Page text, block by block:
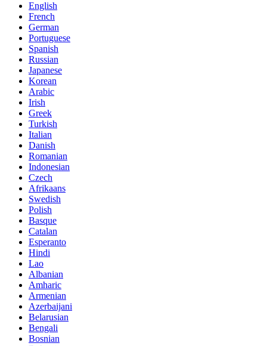
English
French
German
Portuguese
Spanish
Russian
Japanese
Korean
Arabic
Irish
Greek
Turkish
Italian
Danish
Romanian
Indonesian
Czech
Afrikaans
Swedish
Polish
Basque
Catalan
Esperanto
Hindi
Lao
Albanian
Amharic
Armenian
Azerbaijani
Belarusian
Bengali
Bosnian